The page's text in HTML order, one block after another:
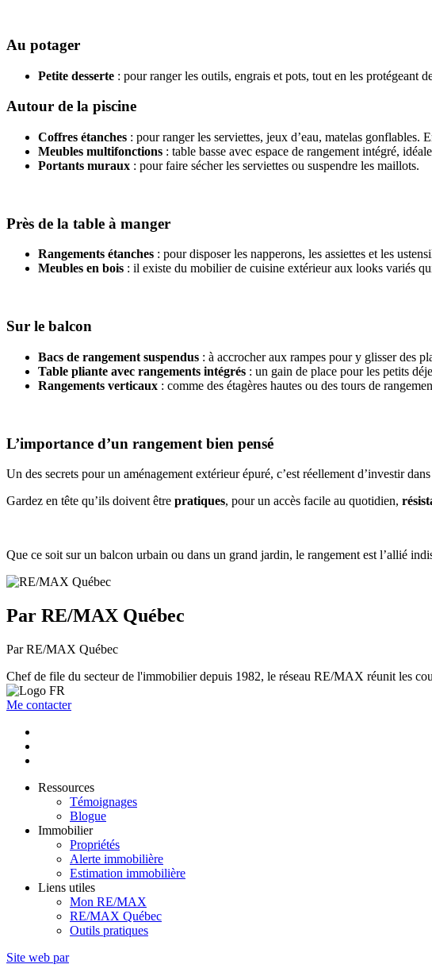
Au potager
Petite desserte : pour ranger les outils, engrais et pots, tout en les protégeant
Autour de la piscine
Coffres étanches : pour ranger les serviettes, jeux d’eau, matelas gonflables.
Meubles multifonctions : table basse avec espace de rangement intégré,
Portants muraux : pour faire sécher les serviettes ou suspendre les maillots.
Près de la table à manger
Rangements étanches : pour disposer les napperons, les assiettes et les
Meubles en bois : il existe du mobilier de cuisine extérieur aux looks variés
Sur le balcon
Bacs de rangement suspendus : à accrocher aux rampes pour y glisser des
Table pliante avec rangements intégrés : un gain de place pour les petits
Rangements verticaux : comme des étagères hautes ou des tours de
L’importance d’un rangement bien pensé
Un des secrets pour un aménagement extérieur épuré, c’est réellement d’investir
Gardez en tête qu’ils doivent être pratiques, pour un accès facile au quotidien,
Que ce soit sur un balcon urbain ou dans un grand jardin, le rangement est l’allié
Par RE/MAX Québec
Par RE/MAX Québec
Chef de file du secteur de l'immobilier depuis 1982, le réseau RE/MAX réunit les
Me contacter
Ressources
Témoignages
Blogue
Immobilier
Propriétés
Alerte immobilière
Estimation immobilière
Liens utiles
Mon RE/MAX
RE/MAX Québec
Outils pratiques
Site web par